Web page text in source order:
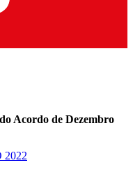
Acordo de Dezembro
2022